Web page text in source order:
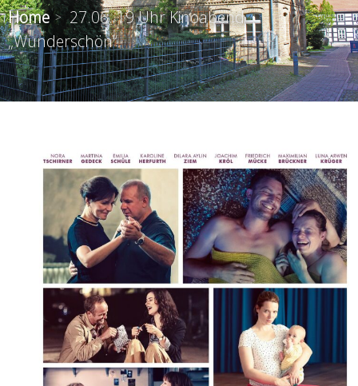
Home
27.06. 19 Uhr Kinoabend
„Wunderschön“